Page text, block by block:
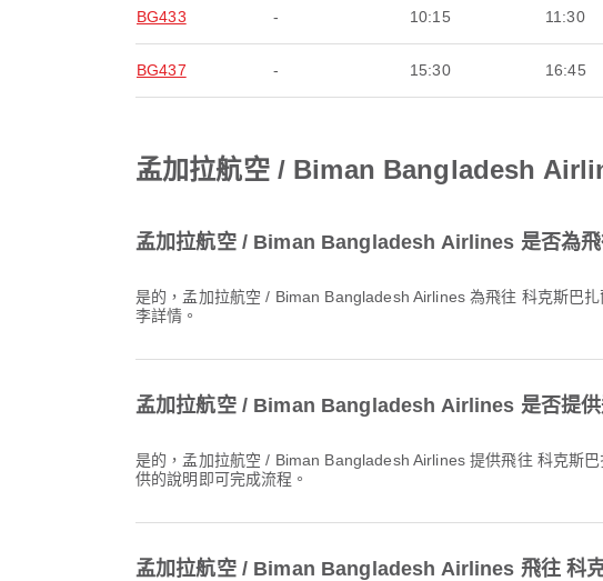
BG433 - 10:15 11:30
BG437 - 15:30 16:45
孟加拉航空 / Biman Bangladesh
孟加拉航空 / Biman Bangladesh Airlines 是否為飛
是的，孟加拉航空 / Biman Bangladesh Airlines 為飛往 科克斯巴扎爾 的 國內 & 國際 航班提供行李額度。詳細資訊會因票種與目的地而有所不同。您可在 Airpaz 訂票時查看行
李詳情。
孟加拉航空 / Biman Bangladesh Airlines 是否提供
是的，孟加拉航空 / Biman Bangladesh Airlines 提供飛往 科克斯巴扎爾 航班的線上報到服務，讓您可以透過航空公司的官網或應用程式方便地完成報到。只需按照 Airpaz 上提
供的說明即可完成流程。
孟加拉航空 / Biman Bangladesh Airlines 飛往 科